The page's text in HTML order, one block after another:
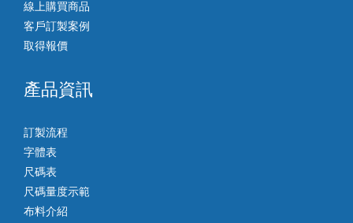
線上購買商品
客戶訂製案例
取得報價
產品資訊
訂製流程
字體表
尺碼表
尺碼量度示範
布料介紹